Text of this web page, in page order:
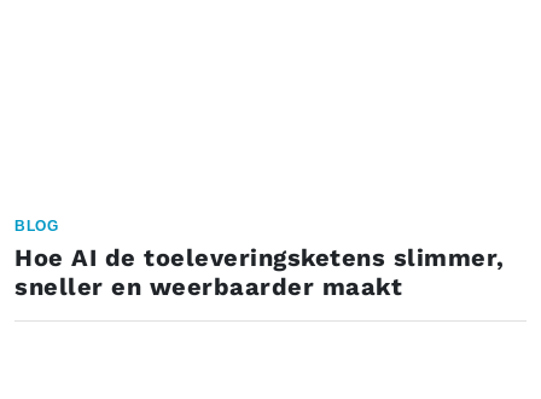
BLOG
Hoe AI de toeleveringsketens slimmer,
sneller en weerbaarder maakt